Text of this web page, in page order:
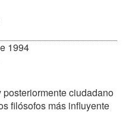
1994
ciudadano
filósofos más influyente